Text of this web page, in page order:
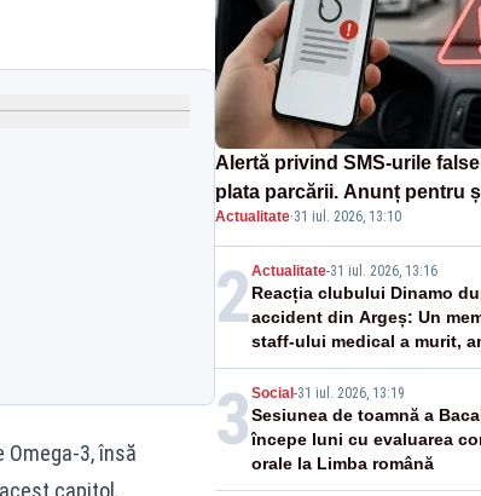
3, însă
capitol.
Alertă privind SMS-urile
plata parcării. Anunț pentru
asupra unei noi metode de
online
Actualitate·31 iul. 2026, 13:10
2Actualitate-31 iul. 2026, 13:16
Reacția clubului Dinamo
accident din Argeș: Un
staff-ului medical a murit,
Adrian Ropotan este în
3 Social-31 iul. 2026, 13:19
Sesiunea de toamnă a
începe luni cu evaluarea
orale la Limba română